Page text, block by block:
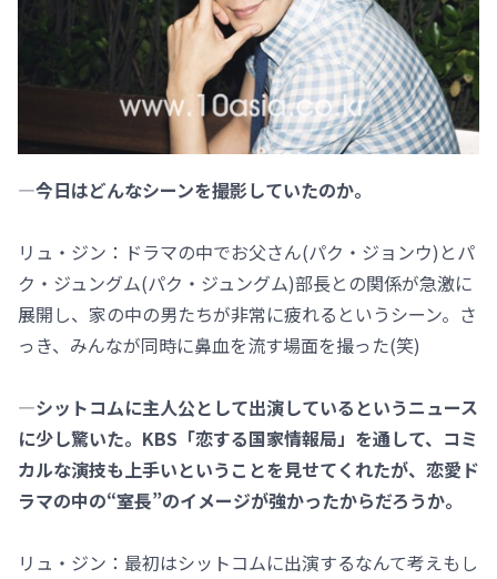
―今日はどんなシーンを撮影していたのか。
リュ・ジン：ドラマの中でお父さん(パク・ジョンウ)とパ
ク・ジュングム(パク・ジュングム)部長との関係が急激に
展開し、家の中の男たちが非常に疲れるというシーン。さ
っき、みんなが同時に鼻血を流す場面を撮った(笑)
―シットコムに主人公として出演しているというニュース
に少し驚いた。KBS「恋する国家情報局」を通して、コミ
カルな演技も上手いということを見せてくれたが、恋愛ド
ラマの中の“室長”のイメージが強かったからだろうか。
リュ・ジン：最初はシットコムに出演するなんて考えもし